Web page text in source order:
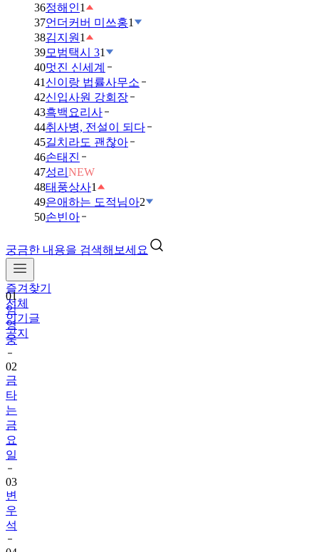
36정해인1
37언더커버 미쓰홍1
38김지원 1
39모범택시 31
40멋진 신세계
41 신이랑 법률사무소
42신입사원 강회장
43흑백요리사
44취사병, 전설이 되다
45길치라도 괜찮아
46손태진
47성리 NEW
48태풍상사1
49은애하는 도적님아2
50손빈아
궁금한 내용을 검색해보세요
즐겨찾기
전체
인기글
공지
01
임
영
웅
02
금
타
는
금
요
일
03
변
우
석